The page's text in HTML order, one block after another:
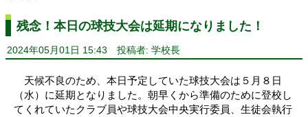
残念！本日の球技大会は延期になりました！
2024年05月01日 15:43 投稿者: 学校長
天候不良のため、本日予定していた球技大会は５月８日
（水）に延期となりました。朝早くから準備のために登校し
てくれていたクラブ員や球技大会中央実行委員、生徒会執行